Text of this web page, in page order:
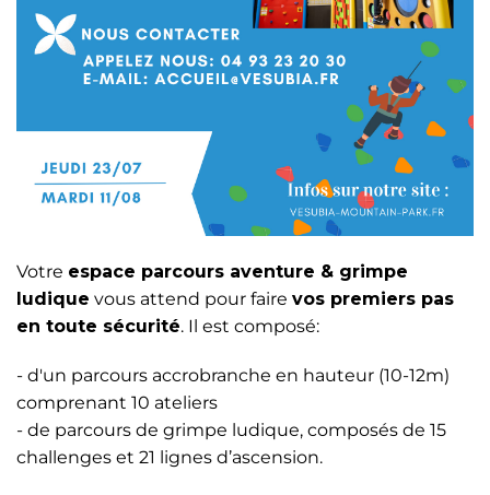
Votre espace parcours aventure & grimpe
ludique vous attend pour faire vos premiers pas
en toute sécurité. Il est composé:
- d'un parcours accrobranche en hauteur (10-12m)
comprenant 10 ateliers
- de parcours de grimpe ludique, composés de 15
challenges et 21 lignes d’ascension.